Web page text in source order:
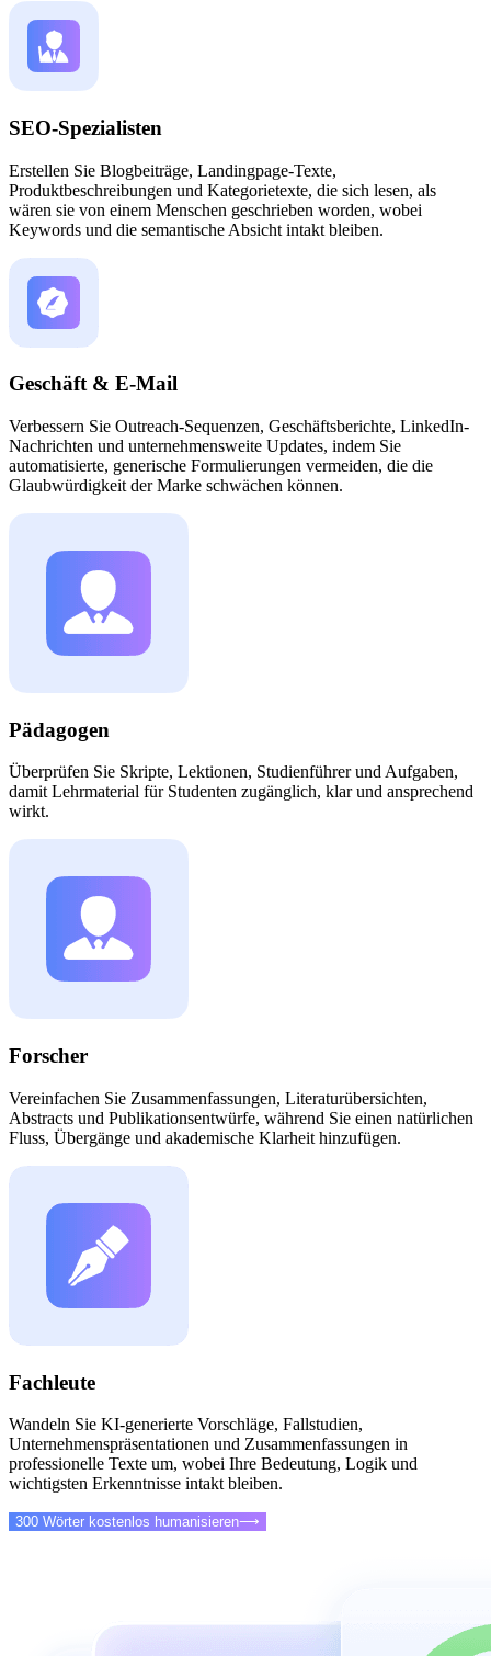
SEO-Spezialisten
Erstellen Sie Blogbeiträge, Landingpage-Texte,
Produktbeschreibungen und Kategorietexte, die sich lesen, als
wären sie von einem Menschen geschrieben worden, wobei
Keywords und die semantische Absicht intakt bleiben.
Geschäft & E-Mail
Verbessern Sie Outreach-Sequenzen, Geschäftsberichte, LinkedIn-
Nachrichten und unternehmensweite Updates, indem Sie
automatisierte, generische Formulierungen vermeiden, die die
Glaubwürdigkeit der Marke schwächen können.
Pädagogen
Überprüfen Sie Skripte, Lektionen, Studienführer und Aufgaben,
damit Lehrmaterial für Studenten zugänglich, klar und ansprechend
wirkt.
Forscher
Vereinfachen Sie Zusammenfassungen, Literaturübersichten,
Abstracts und Publikationsentwürfe, während Sie einen natürlichen
Fluss, Übergänge und akademische Klarheit hinzufügen.
Fachleute
Wandeln Sie KI-generierte Vorschläge, Fallstudien,
Unternehmenspräsentationen und Zusammenfassungen in
professionelle Texte um, wobei Ihre Bedeutung, Logik und
wichtigsten Erkenntnisse intakt bleiben.
300 Wörter kostenlos humanisieren⟶